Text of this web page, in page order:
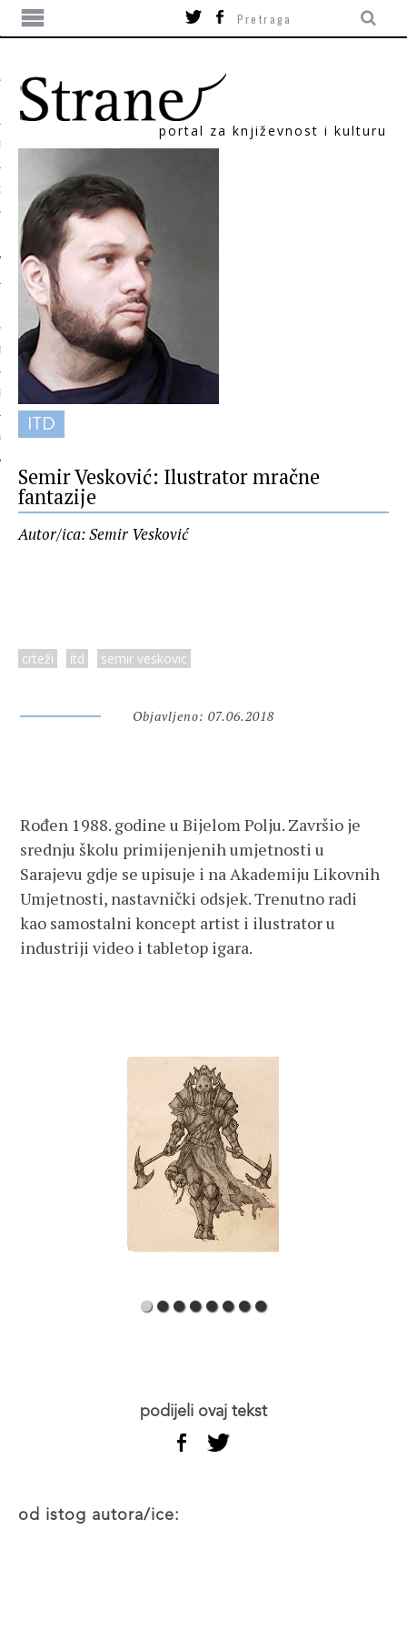
portal za književnost i kulturu
ITD
Semir Vesković: Ilustrator mračne
fantazije
Autor/ica: Semir Vesković
crteži itd semir veskovic
Objavljeno: 07.06.2018
Rođen 1988. godine u Bijelom Polju. Završio je
srednju školu primijenjenih umjetnosti u
Sarajevu gdje se upisuje i na Akademiju Likovnih
Umjetnosti, nastavnički odsjek. Trenutno radi
kao samostalni koncept artist i ilustrator u
industriji video i tabletop igara.​
podijeli ovaj tekst
od istog autora/ice: